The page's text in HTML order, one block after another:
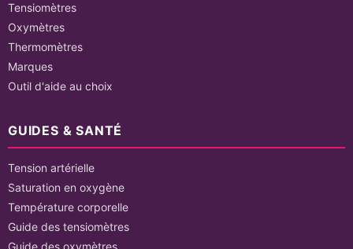
Tensiomètres
Oxymètres
Thermomètres
Marques
Outil d'aide au choix
GUIDES & SANTÉ
Tension artérielle
Saturation en oxygène
Température corporelle
Guide des tensiomètres